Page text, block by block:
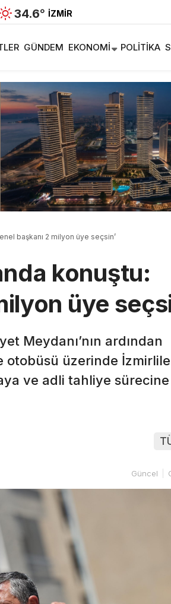
34.6° İZMIR
GÜNDEM EKONOMI POLITIKA
başkanı 2 milyon üye seçsin’
konuştu:
üye
Meydanı’nın ardından
otobüsü üzerinde
ve adli tahliye sürecine
Güncel